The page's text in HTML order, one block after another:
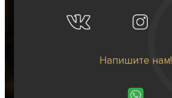
Напишите нам!